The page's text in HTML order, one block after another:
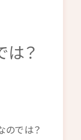
は？
では？